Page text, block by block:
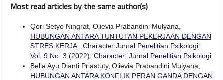
Most read articles by the same author(s)
Qori Setyo Ningrat, Olievia Prabandini Mulyana,
HUBUNGAN ANTARA TUNTUTAN PEKERJAAN DENGAN
STRES KERJA
Character Jurnal Penelitian Psikologi:
Vol. 9 No. 3 (2022): Character: Jurnal Penelitian Psikologi
Bella Ayu Dianti Priastuty, Olievia Prabandini Mulyana,
HUBUNGAN ANTARA KONFLIK PERAN GANDA DENGAN